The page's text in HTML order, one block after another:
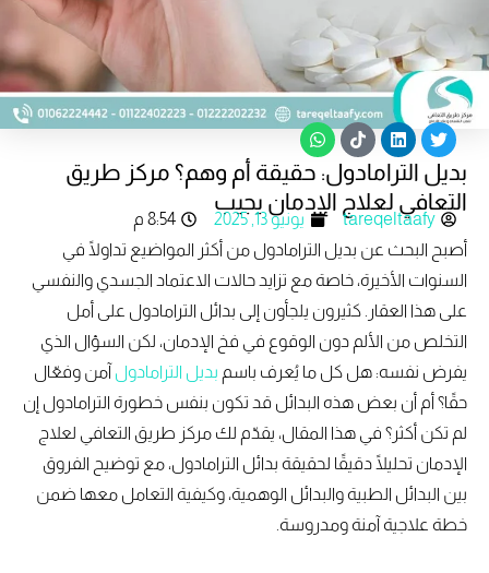
T
w
i
t
t
e
L
i
n
e
d
n
T
i
k
o
k
W
h
a
t
s
a
p
p
بديل الترامادول: حقيقة أم وهم؟ مركز طريق
التعافي لعلاج الإدمان يجيب
tareqeltaafy يونيو 13, 2025
8:54 م
أصبح البحث عن بديل الترامادول من أكثر المواضيع تداولًا في
السنوات الأخيرة، خاصة مع تزايد حالات الاعتماد الجسدي والنفسي
على هذا العقار. كثيرون يلجأون إلى بدائل الترامادول على أمل
التخلص من الألم دون الوقوع في فخ الإدمان، لكن السؤال الذي
يفرض نفسه: هل كل ما يُعرف باسمبديل الترامادول آمن وفعّال
حقًا؟ أم أن بعض هذه البدائل قد تكون بنفس خطورة الترامادول إن
لم تكن أكثر؟ في هذا المقال، يقدّم لك مركز طريق التعافي لعلاج
الإدمان تحليلًا دقيقًا لحقيقة بدائل الترامادول، مع توضيح الفروق
بين البدائل الطبية والبدائل الوهمية، وكيفية التعامل معها ضمن
خطة علاجية آمنة ومدروسة.